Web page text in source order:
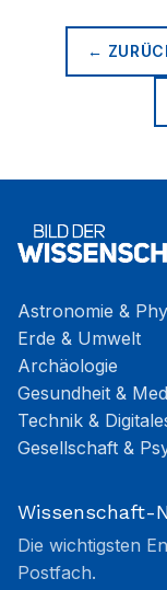
←
Astronomie &
Erde & Umwelt
Archäologie
Gesundheit &
Technik &
Gesellschaft &
Wissenschaft-
Die wichtigsten
Postfach.